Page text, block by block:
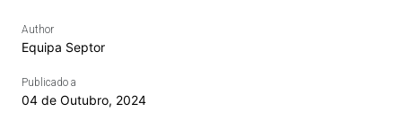
Author
Equipa Septor
Publicado a
04 de Outubro, 2024